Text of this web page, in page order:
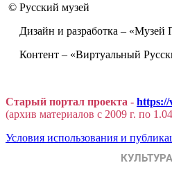
© Русский музей
Дизайн и разработка – «Музей
Контент – «Виртуальный
Старый портал проекта -
(архив материалов с 2009 г. по
Условия использования и